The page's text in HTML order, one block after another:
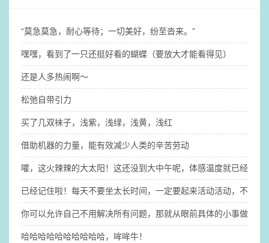
​“莫急莫急，耐心等待；一切美好，纷至沓来。”
嘿嘿，看到了一只还挺好看的蝴蝶（要放大才能看得见）
还是人多热闹啊～
松弛自带引力
买了几双袜子，浅紫，浅绿，浅黄，浅红
借助机器的力量，能有效减少人类的辛苦劳动
嚯，这火辣辣的大太阳！这还没到大中午呢，体感温度就已经31°
已经记住啦！每天不要坐太长时间，一定要起来活动活动，不然大
你可以允许自己不用解决所有问题，那就​从眼前具体的小事做起吧
哈哈哈哈哈哈哈哈哈哈，哞哞牛！